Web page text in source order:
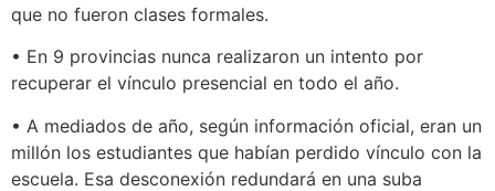
que no fueron clases formales.
• En 9 provincias nunca realizaron un intento por
recuperar el vínculo presencial en todo el año.
• A mediados de año, según información oficial, eran un
millón los estudiantes que habían perdido vínculo con la
escuela. Esa desconexión redundará en una suba